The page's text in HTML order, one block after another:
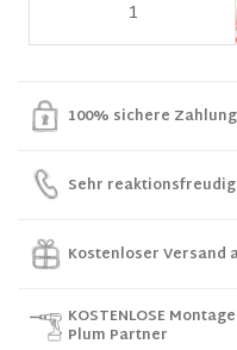
100% sichere Zahlung
Sehr
Kostenloser Versand
KOSTENLOSE
Plum Partner